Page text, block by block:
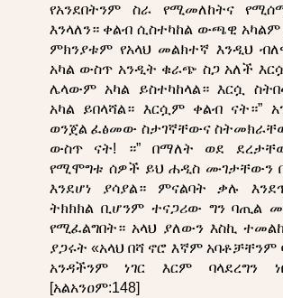
የአንደበትንም ስራ የሚመለከትና
እንላለን። ቀልብ ሲስተካከል ውጫዊ አካልም
ምክንያቱም የአላህ መልክተኛ እንዲህ
አካል ውስጥ አንዲት ቁራጭ ስጋ አለች
ሌላውም አካል ይስተካከላል። እርሷ
አካል ይበላሻል። እርሷም ቀልብ ናት።”
ወንጀል ፈፅመው ስታገኛቸውና
ውስጥ ናት! ።” በማለት ወደ
የሚሞግቱ ሰዎች ይህ ሐዲስ ሙገታቸውን
እንደሆነ ያሳያል። ምናልባት ቃሉ
ትክክክል ቢሆንም ተናጋሪው ግን ባጢል
የሚፈልግበት። አላህ ያለውን እስኪ
ያጋሩት «አላህ በሻ ኖሮ እኛም አባቶቻቸንም
አንዳችንም ነገር እርም ባላደረግን
[አልአንዐም:148]